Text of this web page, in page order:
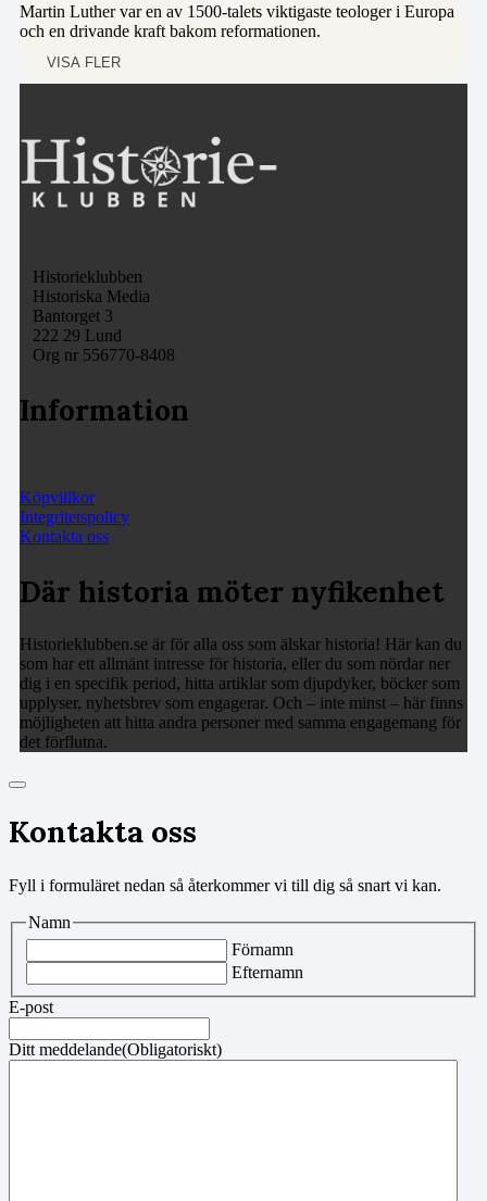
Martin Luther var en av 1500-talets viktigaste teologer i Europa
och en drivande kraft bakom reformationen.
VISA FLER
Historieklubben
Historiska Media
Bantorget 3
222 29 Lund
Org nr 556770-8408
Information
Köpvillkor
Integritetspolicy
Kontakta oss
Där historia möter nyfikenhet
Historieklubben.se är för alla oss som älskar historia! Här kan du
som har ett allmänt intresse för historia, eller du som nördar ner
dig i en specifik period, hitta artiklar som djupdyker, böcker som
upplyser, nyhetsbrev som engagerar. Och – inte minst – här finns
möjligheten att hitta andra personer med samma engagemang för
det förflutna.
Kontakta oss
Fyll i formuläret nedan så återkommer vi till dig så snart vi kan.
Namn
Förnamn
Efternamn
E-post
Ditt meddelande(Obligatoriskt)